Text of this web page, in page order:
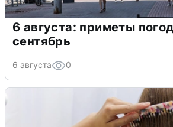
6 августа: приметы
сентябрь
6 августа 0